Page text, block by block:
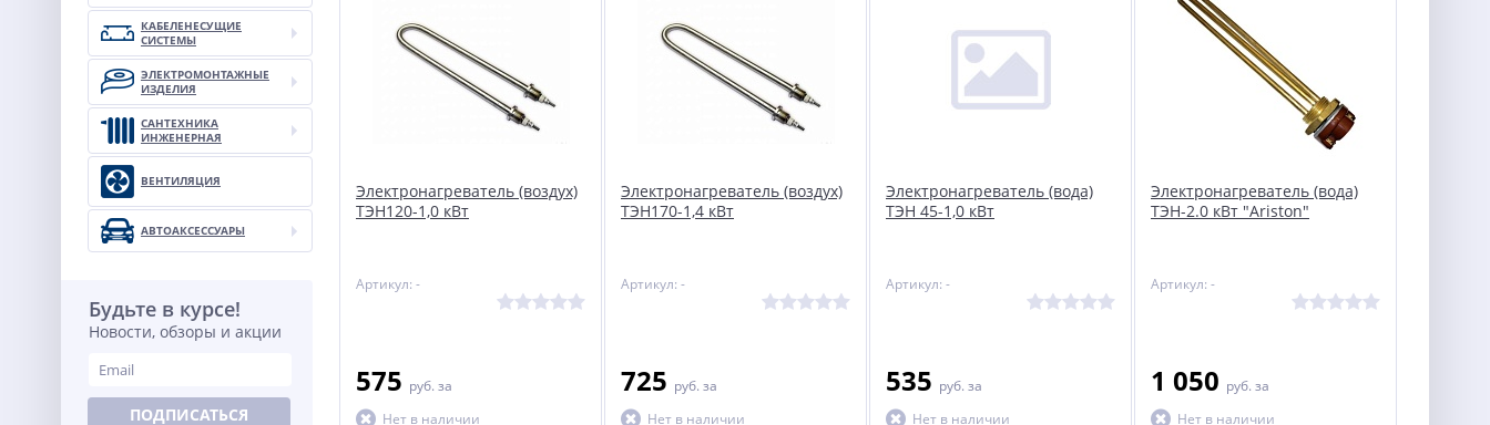
КАБЕЛЕНЕСУЩИЕ
СИСТЕМЫ
ЭЛЕКТРОМОНТАЖНЫЕ
ИЗДЕЛИЯ
САНТЕХНИКА
ИНЖЕНЕРНАЯ
ВЕНТИЛЯЦИЯ
АВТОАКСЕССУАРЫ
Будьте в курсе!
Новости, обзоры и акции
ПОДПИСАТЬСЯ
Электронагреватель (воздух)
ТЭН120-1,0 кВт
Артикул: -
575 руб. за
Нет в наличии
Электронагреватель (воздух)
ТЭН170-1,4 кВт
Артикул: -
725 руб. за
Нет в наличии
Электронагреватель (вода)
ТЭН 45-1,0 кВт
Артикул: -
535 руб. за
Нет в наличии
Электронагреватель (вода)
ТЭН-2.0 кВт "Ariston"
Артикул: -
1 050 руб. за
Нет в наличии